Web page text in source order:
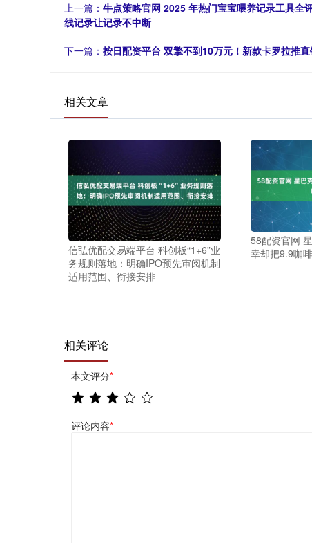
上一篇： 牛点策略官网 2025 年热门宝宝喂养记录工具
线记录让记录不中断
下一篇： 按日配资平台 双擎不到10万元！新款卡罗拉推
相关文章
信弘优配交易端平台 科创板“1+6”业
务规则落地：明确IPO预先审阅机制
适用范围、衔接安排
58配资官网
幸却把9.9咖
相关评论
本文评分*
评论内容*